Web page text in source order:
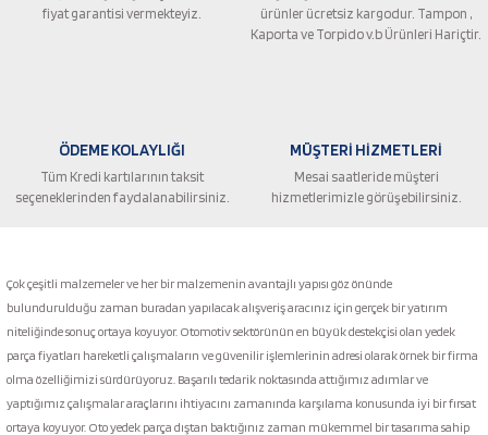
Ürün fiyatı diğer sitelerden daha pahalı.
Gönder
fiyat garantisi vermekteyiz.
ürünler ücretsiz kargodur. Tampon ,
Kaporta ve Torpido v.b Ürünleri Hariçtir.
ÖDEME KOLAYLIĞI
Tüm Kredi kartılarının taksit
seçeneklerinden faydalanabilirsiniz.
MÜŞTERİ HİZMETLERİ
Mesai saatleride müşteri
hizmetlerimizle görüşebilirsiniz.
Çok çeşitli malzemeler ve her bir malzemenin avantajlı yapısı göz önünde
bulundurulduğu zaman buradan yapılacak alışveriş aracınız için gerçek bir yatırım
niteliğinde sonuç ortaya koyuyor. Otomotiv sektörünün en büyük destekçisi olan yedek
parça fiyatları hareketli çalışmaların ve güvenilir işlemlerinin adresi olarak örnek bir firma
olma özelliğimizi sürdürüyoruz. Başarılı tedarik noktasında attığımız adımlar ve
yaptığımız çalışmalar araçlarını ihtiyacını zamanında karşılama konusunda iyi bir fırsat
ortaya koyuyor. Oto yedek parça dıştan baktığınız zaman mükemmel bir tasarıma sahip